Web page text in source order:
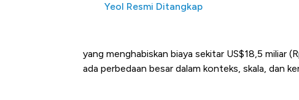
Yeol Resmi Ditangkap
yang menghabiskan biaya sekitar US$18,5 miliar
ada perbedaan besar dalam konteks, skala, dan